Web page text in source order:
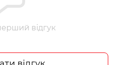
відгук